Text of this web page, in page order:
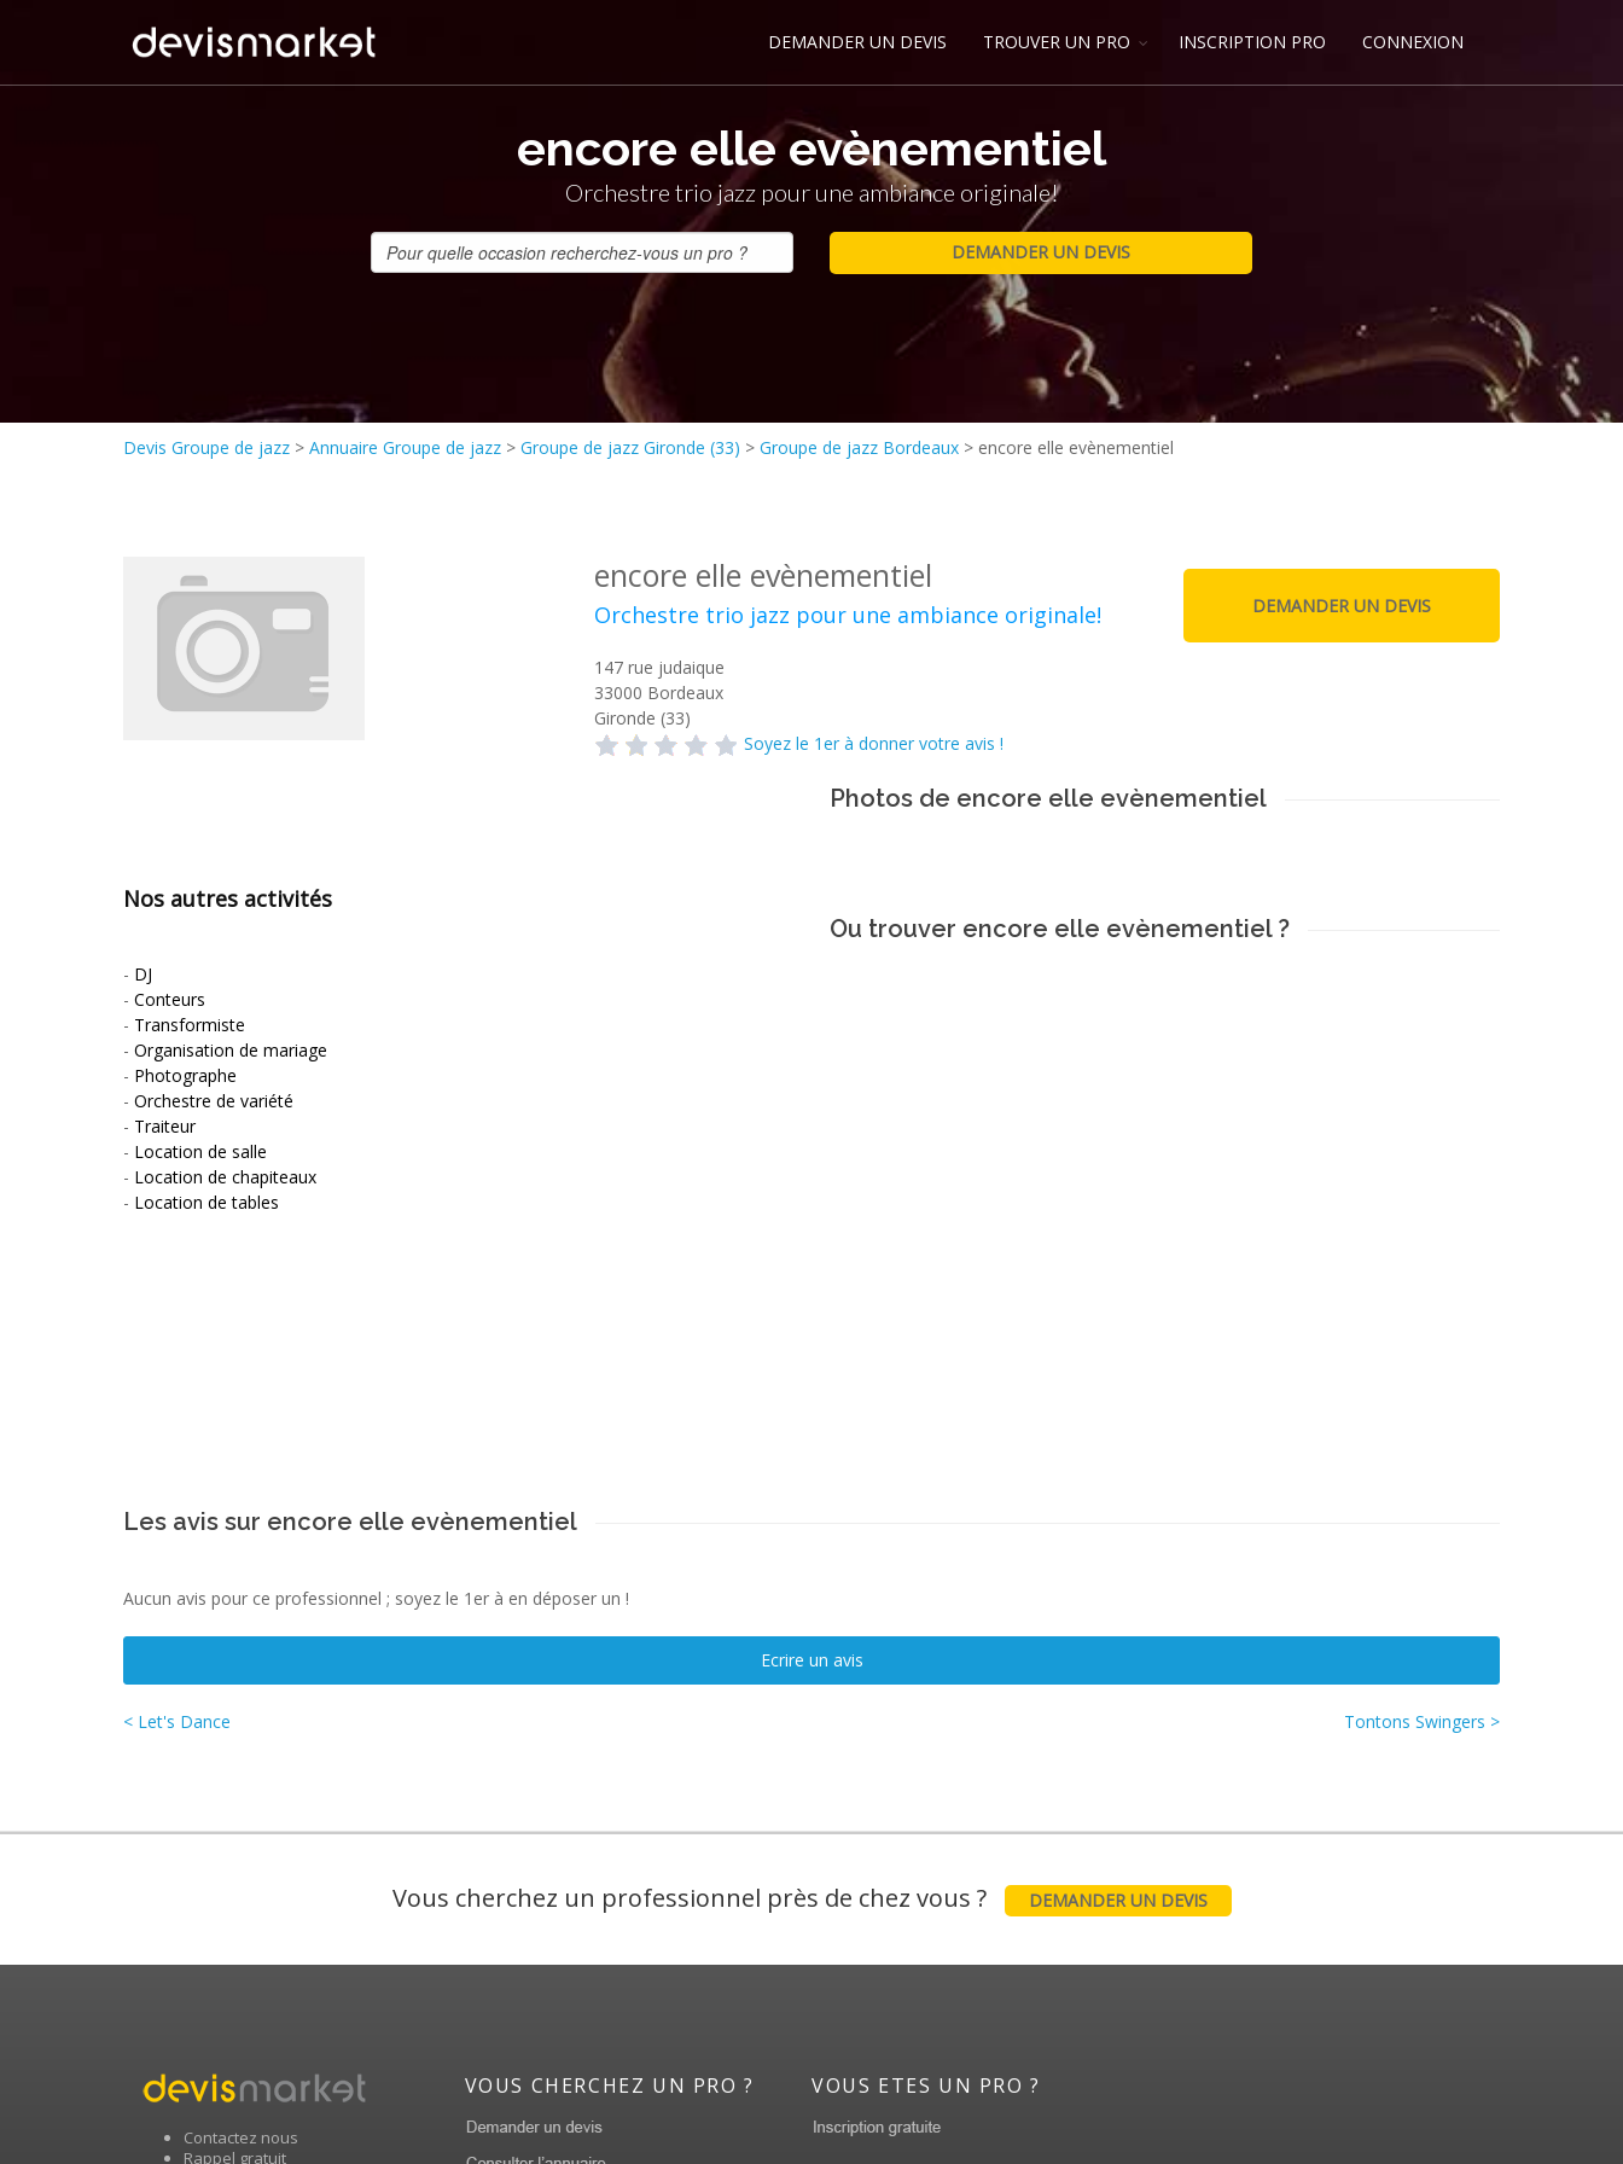
DEMANDER UN DEVIS TROUVER UN PRO INSCRIPTION PRO CONNEXION
encore elle evènementiel
Orchestre trio jazz pour une ambiance originale!
Devis Groupe de jazz > Annuaire Groupe de jazz > Groupe de jazz Gironde (33) > Groupe de jazz Bordeaux > encore elle evènementiel
encore elle evènementiel
Orchestre trio jazz pour une ambiance originale!
147 rue judaique
33000 Bordeaux
Gironde (33)
Soyez le 1er à donner votre avis !
Nos autres activités
- DJ
- Conteurs
- Transformiste
- Organisation de mariage
- Photographe
- Orchestre de variété
- Traiteur
- Location de salle
- Location de chapiteaux
- Location de tables
Photos de encore elle evènementiel
Ou trouver encore elle evènementiel ?
Les avis sur encore elle evènementiel
Aucun avis pour ce professionnel ; soyez le 1er à en déposer un !
Ecrire un avis
< Let's Dance Tontons Swingers >
Vous cherchez un professionnel près de chez vous ? DEMANDER UN DEVIS
Contactez nous
Rappel gratuit
VOUS CHERCHEZ UN PRO ? VOUS ETES UN PRO ?